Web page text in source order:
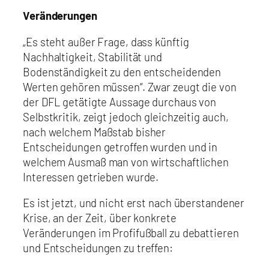
Veränderungen
„Es steht außer Frage, dass künftig
Nachhaltigkeit, Stabilität und
Bodenständigkeit zu den entscheidenden
Werten gehören müssen“. Zwar zeugt die von
der DFL getätigte Aussage durchaus von
Selbstkritik, zeigt jedoch gleichzeitig auch,
nach welchem Maßstab bisher
Entscheidungen getroffen wurden und in
welchem Ausmaß man von wirtschaftlichen
Interessen getrieben wurde.
Es ist jetzt, und nicht erst nach überstandener
Krise, an der Zeit, über konkrete
Veränderungen im Profifußball zu debattieren
und Entscheidungen zu treffen: